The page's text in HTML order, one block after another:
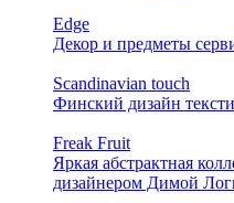
Edge
Декор и предметы
Scandinavian touch
Финский дизайн
Freak Fruit
Яркая абстрактная
дизайнером Димой